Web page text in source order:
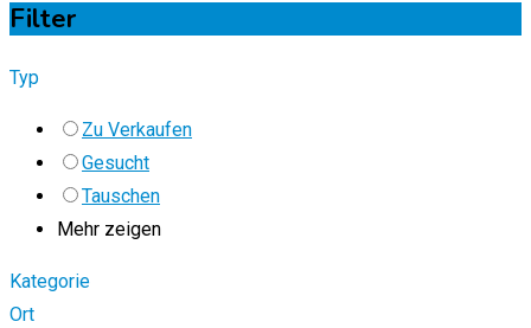
Filter
Typ
Zu Verkaufen
Gesucht
Tauschen
Mehr zeigen
Kategorie
Ort